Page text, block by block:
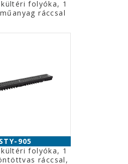
folyóka, 1
ráccsal
STY-905
folyóka, 1
ráccsal,